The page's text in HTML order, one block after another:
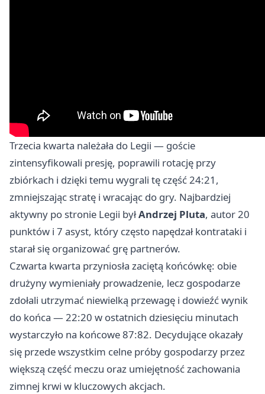
Trzecia kwarta należała do Legii — goście
zintensyfikowali presję, poprawili rotację przy
zbiórkach i dzięki temu wygrali tę część 24:21,
zmniejszając stratę i wracając do gry. Najbardziej
aktywny po stronie Legii byłAndrzej Pluta, autor 20
punktów i 7 asyst, który często napędzał kontrataki i
starał się organizować grę partnerów.
Czwarta kwarta przyniosła zaciętą końcówkę: obie
drużyny wymieniały prowadzenie, lecz gospodarze
zdołali utrzymać niewielką przewagę i dowieźć wynik
do końca — 22:20 w ostatnich dziesięciu minutach
wystarczyło na końcowe 87:82. Decydujące okazały
się przede wszystkim celne próby gospodarzy przez
większą część meczu oraz umiejętność zachowania
zimnej krwi w kluczowych akcjach.